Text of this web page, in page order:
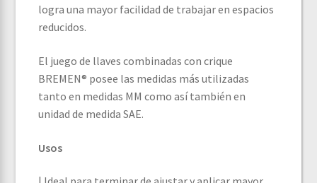
logra una mayor facilidad de trabajar en espacios
reducidos.
El juego de llaves combinadas con crique
BREMEN® posee las medidas más utilizadas
tanto en medidas MM como así también en
unidad de medida SAE.
Usos